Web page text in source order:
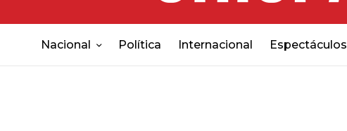
Nacional Política Internacional Espectáculos